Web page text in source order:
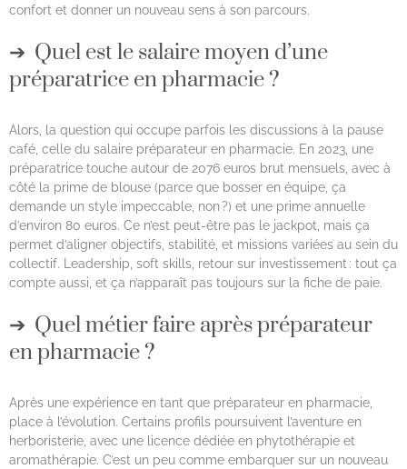
confort et donner un nouveau sens à son parcours.
Quel est le salaire moyen d’une
préparatrice en pharmacie ?
Alors, la question qui occupe parfois les discussions à la pause
café, celle du salaire préparateur en pharmacie. En 2023, une
préparatrice touche autour de 2076 euros brut mensuels, avec à
côté la prime de blouse (parce que bosser en équipe, ça
demande un style impeccable, non ?) et une prime annuelle
d’environ 80 euros. Ce n’est peut-être pas le jackpot, mais ça
permet d’aligner objectifs, stabilité, et missions variées au sein du
collectif. Leadership, soft skills, retour sur investissement : tout ça
compte aussi, et ça n’apparaît pas toujours sur la fiche de paie.
Quel métier faire après préparateur
en pharmacie ?
Après une expérience en tant que préparateur en pharmacie,
place à l’évolution. Certains profils poursuivent l’aventure en
herboristerie, avec une licence dédiée en phytothérapie et
aromathérapie. C’est un peu comme embarquer sur un nouveau